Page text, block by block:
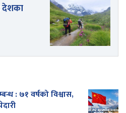
देशका
: ७१ वर्षको विश्वास,